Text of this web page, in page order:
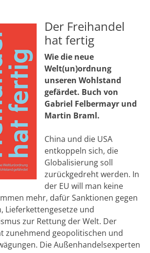
Der Freihandel
hat fertig
Wie die neue
Welt(un)ordnung
unseren Wohlstand
gefärdet. Buch von
Gabriel Felbermayr und
Martin Braml.
China und die USA
entkoppeln sich, die
Globalisierung soll
zurückgedreht werden. In
der EU will man keine
mehr, dafür Sanktionen gegen
Lieferkettengesetze und
zur Rettung der Welt. Der
zunehmend geopolitischen und
Die Außenhandelsexperten